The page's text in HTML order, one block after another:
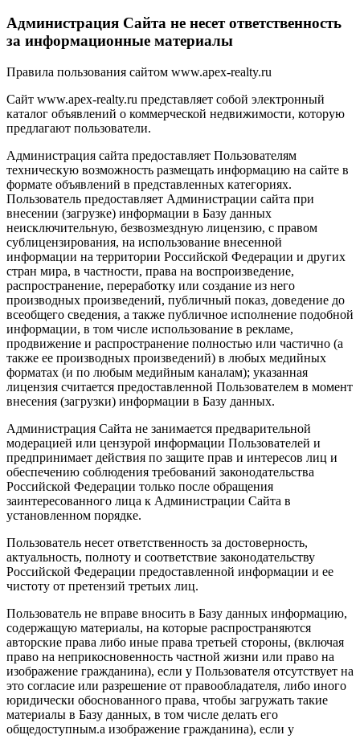
Администрация Сайта не несет ответственность
за информационные материалы
Правила пользования сайтом www.apex-realty.ru
Сайт www.apex-realty.ru представляет собой электронный
каталог объявлений о коммерческой недвижимости, которую
предлагают пользователи.
Администрация сайта предоставляет Пользователям
техническую возможность размещать информацию на сайте в
формате объявлений в представленных категориях.
Пользователь предоставляет Администрации сайта при
внесении (загрузке) информации в Базу данных
неисключительную, безвозмездную лицензию, с правом
сублицензирования, на использование внесенной
информации на территории Российской Федерации и других
стран мира, в частности, права на воспроизведение,
распространение, переработку или создание из него
производных произведений, публичный показ, доведение до
всеобщего сведения, а также публичное исполнение подобной
информации, в том числе использование в рекламе,
продвижение и распространение полностью или частично (а
также ее производных произведений) в любых медийных
форматах (и по любым медийным каналам); указанная
лицензия считается предоставленной Пользователем в момент
внесения (загрузки) информации в Базу данных.
Администрация Сайта не занимается предварительной
модерацией или цензурой информации Пользователей и
предпринимает действия по защите прав и интересов лиц и
обеспечению соблюдения требований законодательства
Российской Федерации только после обращения
заинтересованного лица к Администрации Сайта в
установленном порядке.
Пользователь несет ответственность за достоверность,
актуальность, полноту и соответствие законодательству
Российской Федерации предоставленной информации и ее
чистоту от претензий третьих лиц.
Пользователь не вправе вносить в Базу данных информацию,
содержащую материалы, на которые распространяются
авторские права либо иные права третьей стороны, (включая
право на неприкосновенность частной жизни или право на
изображение гражданина), если у Пользователя отсутствует на
это согласие или разрешение от правообладателя, либо иного
юридически обоснованного права, чтобы загружать такие
материалы в Базу данных, в том числе делать его
общедоступным.а изображение гражданина), если у